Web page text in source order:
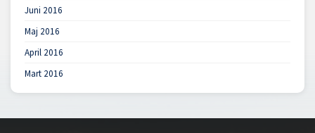
Juni 2016
Maj 2016
April 2016
Mart 2016